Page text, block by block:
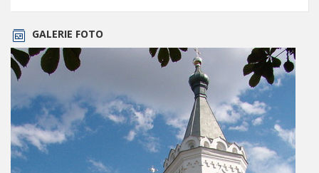
GALERIE FOTO